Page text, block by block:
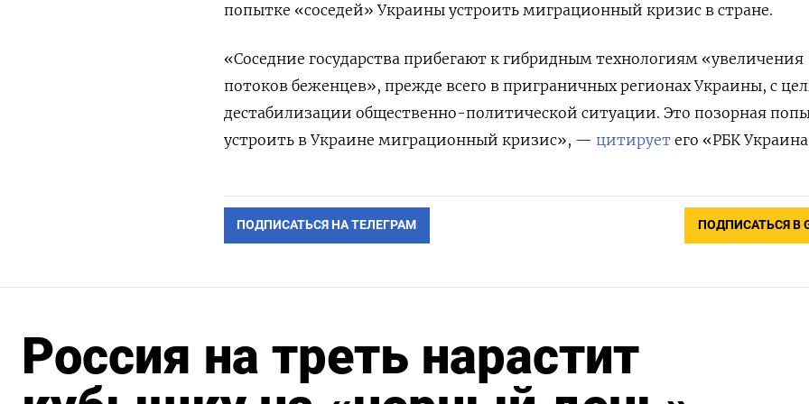
попытке «соседей» Украины устроить миграционный кризис в стране.
«Соседние государства прибегают к гибридным технологиям «увеличения
потоков беженцев», прежде всего в приграничных регионах Украины, с
дестабилизации общественно-политической ситуации. Это позорная
устроить в Украине миграционный кризис», — цитирует его «РБК
ПОДПИСАТЬСЯ НА ТЕЛЕГРАМ ПОДПИСАТЬСЯ В
Россия на треть нарастит